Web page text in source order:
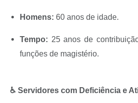
Homens: 60 anos de idade.
Tempo: 25 anos de
funções de magistério.
♿ Servidores com Deficiência e